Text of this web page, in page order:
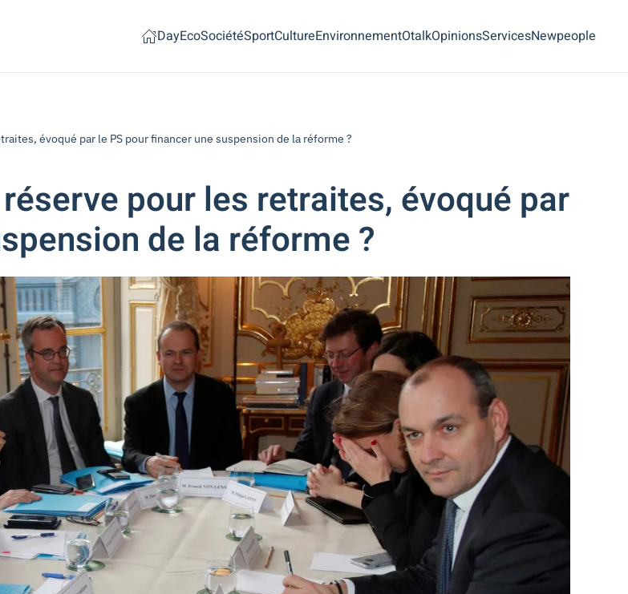
DayEcoSociétéSportCultureEnvironnementOtalkOpinionsServicesNewpeople
évoqué par le PS pour financer une suspension de la réforme ?
pour les retraites, évoqué par
de la réforme ?